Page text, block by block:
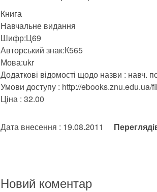
Книга
Навчальне видання
Шифр:Ц69
Авторський знак:К565
Мова:ukr
Додаткові відомості щодо назви : навч.
Умови доступу : http://
Ціна : 32.00
Дата внесення : 19.08.2011
Новий коментар